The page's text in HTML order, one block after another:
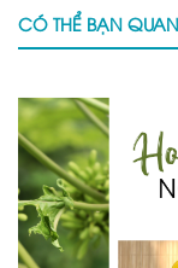
CÓ THỂ BẠN